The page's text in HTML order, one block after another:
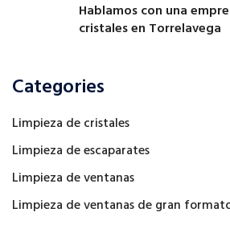
Hablamos con una
cristales en Torrelavega
Categories
Limpieza de cristales
Limpieza de escaparates
Limpieza de ventanas
Limpieza de ventanas de gran